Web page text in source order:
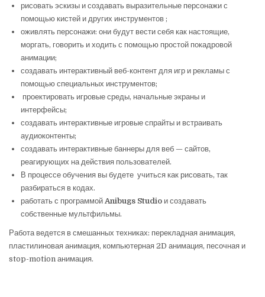
рисовать эскизы и создавать выразительные персонажи с
помощью кистей и других инструментов ;
оживлять персонажи: они будут вести себя как настоящие,
моргать, говорить и ходить с помощью простой покадровой
анимации;
создавать интерактивный веб-контент для игр и рекламы с
помощью специальных инструментов;
проектировать игровые среды, начальные экраны и
интерфейсы;
создавать интерактивные игровые спрайты и встраивать
аудиоконтенты;
создавать интерактивные баннеры для веб — сайтов,
реагирующих на действия пользователей.
В процессе обучения вы будете учиться как рисовать, так
разбираться в кодах.
работать с программой Anibugs Studio и создавать
собственные мультфильмы.
Работа ведется в смешанных техниках: перекладная анимация,
пластилиновая анимация, компьютерная 2D анимация, песочная и
stop-motion анимация.